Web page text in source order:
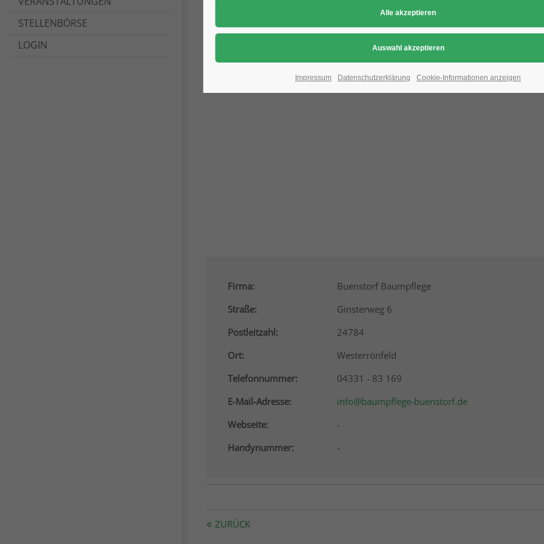
STELLENBÖRSE
LOGIN
Aufgrund der Datenschutzeinstellungen wird
Datenschutz-Einstellungen , indem
Firma:
Buenstorf Baumpflege
Straße:
Ginsterweg 6
Postleitzahl:
24784
Ort:
Westerrönfeld
Telefonnummer:
04331 - 83 169
E-Mail-Adresse:
info@baumpflege-buenstorf.de
Webseite:
-
Handynummer:
-
ZURÜCK
Impressum Datenschutzerklärung Cookie-Informationen anzeigen